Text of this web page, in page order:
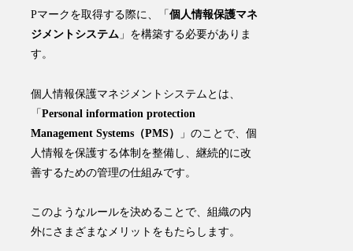
Pマークを取得する際に、「個人情報保護マネ
ジメントシステム 」を構築する必要がありま
す。
個人情報保護マネジメントシステムとは、
「Personal information protection
Management Systems（PMS）
」のことで、個
人情報を保護する体制を整備し、継続的に改
善するための管理の仕組みです。
​このようなルールを決めることで、組織の内
外にさまざまなメリットをもたらします。